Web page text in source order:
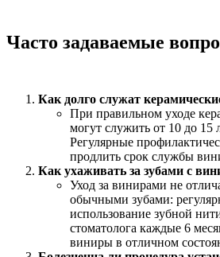
Часто задаваемые
Как долго служат
При правильном уходе
могут служить от 10 до 15
Регулярные
продлить срок службы
Как ухаживать за зубами с
Уход за винирами не
обычными зубами:
использование зубной
стоматолога каждые 6
виниры в отличном